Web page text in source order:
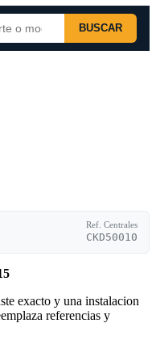
BUSCAR
Ref. Centrales
CKD50010
exacto y una instalacion
referencias y